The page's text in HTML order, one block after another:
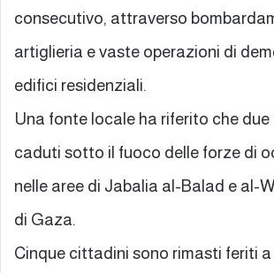
consecutivo, attraverso
artiglieria e vaste operazioni di
edifici residenziali.
Una fonte locale ha riferito che
caduti sotto il fuoco delle forze di
nelle aree di Jabalia al-Balad e al-
di Gaza.
Cinque cittadini sono rimasti feriti